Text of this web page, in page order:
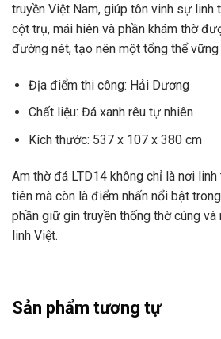
truyền Việt Nam, giúp tôn vinh sự linh
cột trụ, mái hiên và phần khám thờ
đường nét, tạo nên một tổng thể
Địa điểm thi công: Hải Dương
Chất liệu: Đá xanh rêu tự nhiên
Kích thước: 537 x 107 x 380 cm
Am thờ đá LTD14 không chỉ là nơi
tiên mà còn là điểm nhấn nổi bật trong
phần giữ gìn truyền thống thờ cúng
linh Việt.
Sản phẩm tương tự